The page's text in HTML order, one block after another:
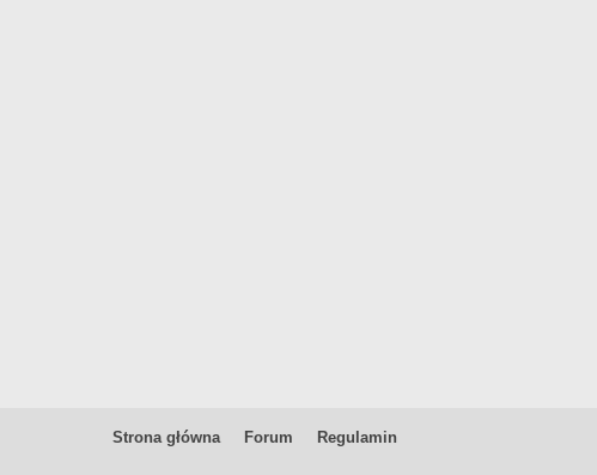
Strona główna Forum Regulamin